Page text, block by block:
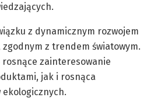
z dynamicznym rozwojem
z trendem światowym.
zainteresowanie
jak i rosnąca